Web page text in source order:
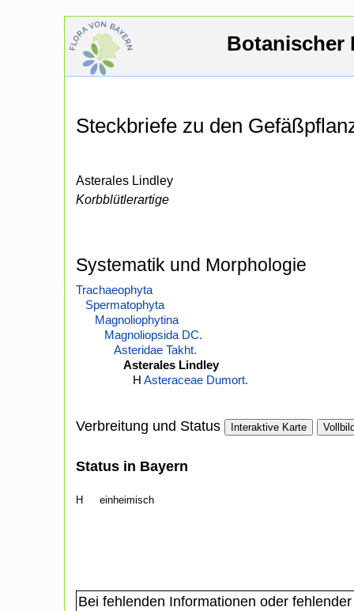
Botanischer
Steckbriefe zu den
Asterales Lindley
Korbblütlerartige
Systematik und Morphologie
Trachaeophyta
Spermatophyta
Magnoliophytina
Magnoliopsida DC.
Asteridae Takht.
Asterales Lindley
H Asteraceae Dumort.
Verbreitung und Status Interaktive Karte
Status in Bayern
H einheimisch
Bei fehlenden Informationen oder